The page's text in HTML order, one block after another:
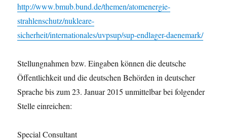
http://www.bmub.bund.de/themen/atomenergie-
strahlenschutz/nukleare-
sicherheit/internationales/uvpsup/sup-endlager-daenemark/
Stellungnahmen bzw. Eingaben können die deutsche
Öffentlichkeit und die deutschen Behörden in deutscher
Sprache bis zum 23. Januar 2015 unmittelbar bei folgender
Stelle einreichen:
Special Consultant